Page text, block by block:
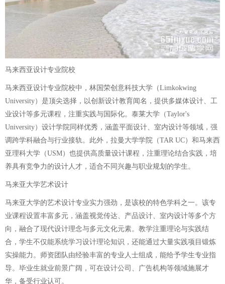
马来西亚设计专业院校
马来西亚设计专业院校中，林国荣创意科技大学（Limkokwing
University）是顶尖选择，以创新设计教育闻名，提供多媒体设计、工
业设计等多元课程，注重实践与国际化。泰莱大学（Taylor's
University）设计学院同样优秀，涵盖平面设计、室内设计等领域，强
调跨学科融合与行业接轨。此外，拉曼大学学院（TAR UC）和马来西
亚理科大学（USM）也提供高质量设计课程，注重理论结合实践，培
养具有竞争力的设计人才，适合不同兴趣与职业规划的学生。
马来亚大学艺术设计
马来亚大学的艺术设计专业实力强劲，是该校的特色学科之一。该专
业课程设置丰富多元，涵盖视觉传达、产品设计、室内设计等多个方
向，融合了现代设计理念与多元文化元素。教学注重理论与实践结
合，学生不仅能系统学习设计理论知识，还能通过大量实践项目锻炼
实操能力。师资团队由经验丰富的专业人士组成，能给予学生专业指
导。毕业生就业前景广阔，可在设计公司、广告机构等领域施展才
华，备受行业认可。